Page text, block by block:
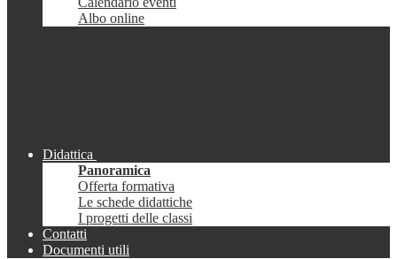
Albo online
Didattica
Panoramica
Offerta formativa
Le schede didattiche
I progetti delle classi
Contatti
Documenti utili